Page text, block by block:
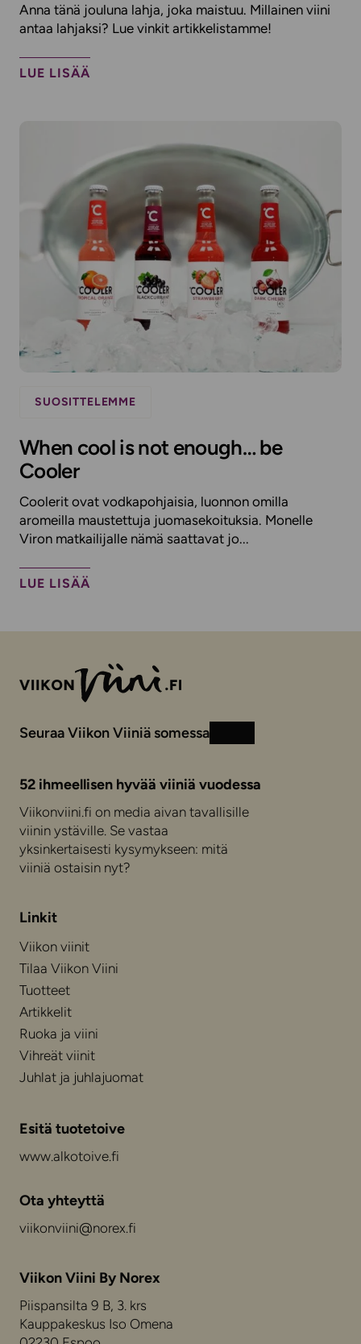
Anna tänä jouluna lahja, joka maistuu. Millainen viini
antaa lahjaksi? Lue vinkit artikkelistamme!
LUE LISÄÄ
SUOSITTELEMME
When cool is not enough… be
Cooler
Coolerit ovat vodkapohjaisia, luonnon omilla
aromeilla maustettuja juomasekoituksia. Monelle
Viron matkailijalle nämä saattavat jo...
LUE LISÄÄ
Seuraa Viikon Viiniä somessa Instagram
Facebook
52 ihmeellisen hyvää viiniä vuodessa
Viikonviini.fi on media aivan tavallisille
viinin ystäville. Se vastaa
yksinkertaisesti kysymykseen: mitä
viiniä ostaisin nyt?
Linkit
Viikon viinit
Tilaa Viikon Viini
Tuotteet
Artikkelit
Ruoka ja viini
Vihreät viinit
Juhlat ja juhlajuomat
Esitä tuotetoive
www.alkotoive.fi
Ota yhteyttä
viikonviini@norex.fi
Viikon Viini By Norex
Piispansilta 9 B, 3. krs
Kauppakeskus Iso Omena